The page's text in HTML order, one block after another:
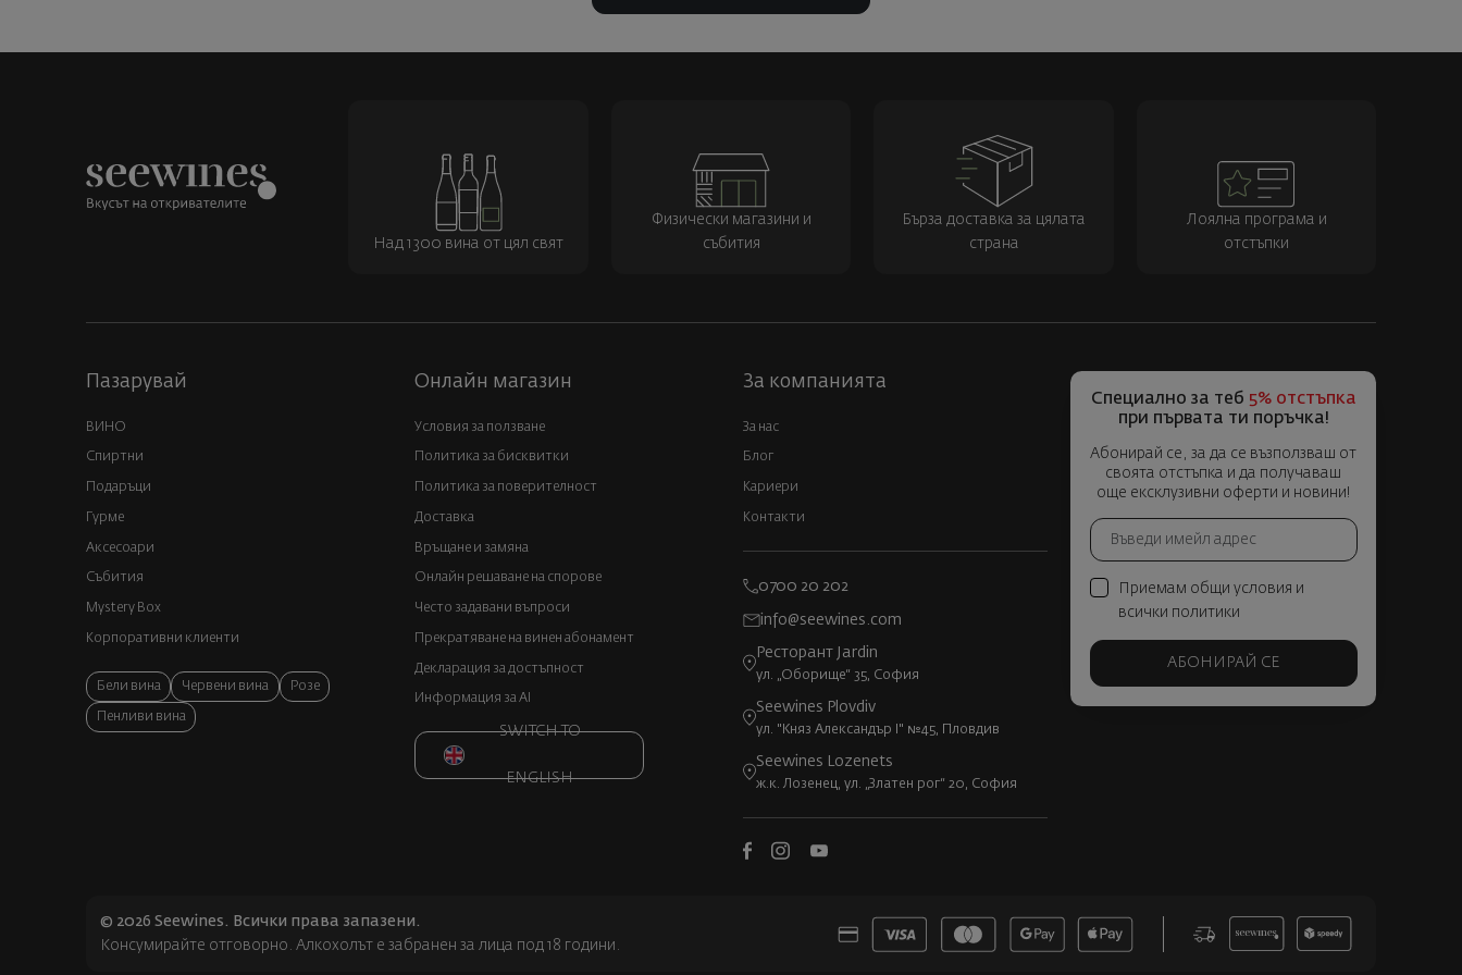
Над 1300 вина от цял свят
Физически магазини и
събития
Бърза доставка за цялата
страна
Лоялна програма и
отстъпки
Пазарувай
ВИНО
Спиртни
Подаръци
Гурме
Аксесоари
Събития
Mystery Box
Корпоративни клиенти
Бели вина Червени вина Розе
Пенливи вина
Онлайн магазин
Условия за ползване
Политика за бисквитки
Политика за поверителност
Доставка
Връщане и замяна
Онлайн решаване на спорове
Често задавани въпроси
Прекратяване на винен абонамент
Декларация за достъпност
Информация за AI
SWITCH TO
ENGLISH
За компанията
За нас
Блог
Кариери
Контакти
0700 20 202
info@seewines.com
Ресторант Jardin
ул. „Оборище“ 35, София
Seewines Plovdiv
ул. "Княз Александър I" №45, Пловдив
Seewines Lozenets
ж.к. Лозенец, ул. „Златен рог“ 20, София
Специално за теб 5% отстъпка
при първата ти поръчка!
Абонирай се, за да се възползваш от
своята отстъпка и да получаваш
още ексклузивни оферти и новини!
Приемам общи условия и
всички политики
АБОНИРАЙ СЕ
© 2026 Seewines. Всички права запазени.
Консумирайте отговорно. Алкохолът е забранен за лица под 18 години.